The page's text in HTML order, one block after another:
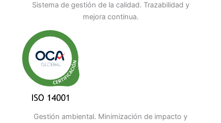
Sistema de gestión de la calidad. Trazabilidad y
mejora continua.
Gestión ambiental. Minimización de impacto y